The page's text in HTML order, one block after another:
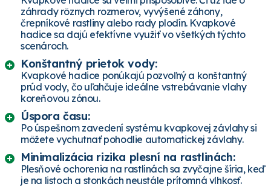
záhrady rôznych rozmerov, vyvýšené záhony,
črepníkové rastliny alebo rady plodín. Kvapkové
hadice sa dajú efektívne využiť vo všetkých týchto
scenároch.
Konštantný prietok vody:
Kvapkové hadice ponúkajú pozvoľný a konštantný
prúd vody, čo uľahčuje ideálne vstrebávanie vlahy
koreňovou zónou.
Úspora času:
Po úspešnom zavedení systému kvapkovej závlahy si
môžete vychutnať pohodlie automatickej závlahy.
Minimalizácia rizika plesní na rastlinách:
Plesňové ochorenia na rastlinách sa zvyčajne šíria, keď
je na listoch a stonkách neustále prítomná vlhkosť.